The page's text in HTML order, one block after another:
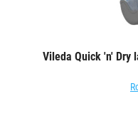
AKSESUARAI
Vileda Quick 'n' Dry